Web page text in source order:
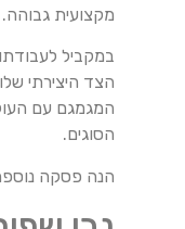
מקצועית גבוהה.
במקביל
הצד היצירתי
המגמגם עם
הסוגים.
הנה פסקה